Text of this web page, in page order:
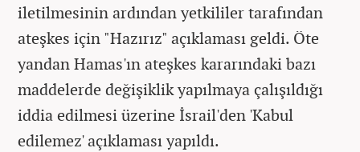
iletilmesinin ardından yetkililer tarafından
ateşkes için "Hazırız" açıklaması geldi. Öte
yandan Hamas'ın ateşkes kararındaki bazı
maddelerde değişiklik yapılmaya çalışıldığı
iddia edilmesi üzerine İsrail'den 'Kabul
edilemez' açıklaması yapıldı.